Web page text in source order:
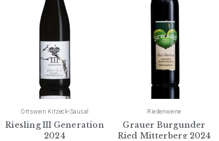
Ortswein Kitzeck-Sausal
Riesling III Generation
2024
Riedenweine
Grauer Burgunder
Ried Mitterberg 2024